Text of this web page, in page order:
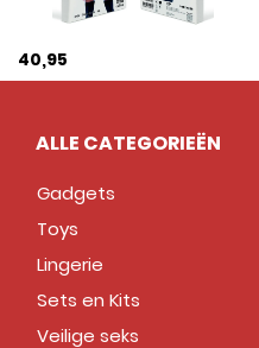
40,95
ALLE CATEGORIEËN
Gadgets
Toys
Lingerie
Sets en Kits
Veilige seks